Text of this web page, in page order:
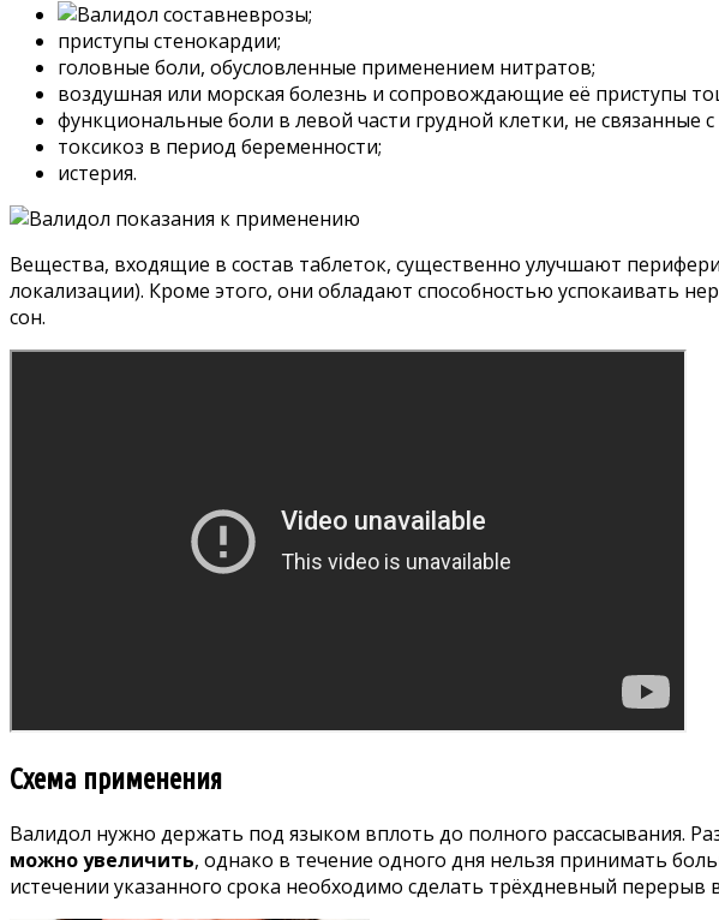
неврозы;
приступы стенокардии;
головные боли, обусловленные применением нитратов;
воздушная или морская болезнь и сопровождающие её приступы
функциональные боли в левой части грудной клетки, не связанные
токсикоз в период беременности;
истерия.
Вещества, входящие в состав таблеток, существенно улучшают
локализации). Кроме этого, они обладают способностью успокаивать
сон.
Схема применения
Валидол нужно держать под языком вплоть до полного рассасывания.
можно увеличить, однако в течение одного дня нельзя принимать
истечении указанного срока необходимо сделать трёхдневный перерыв